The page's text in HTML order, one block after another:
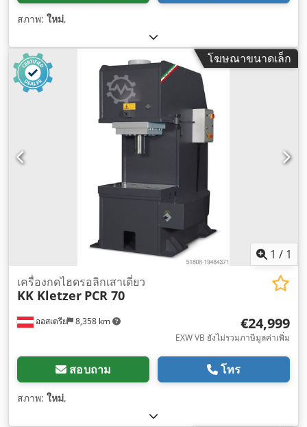
สภาพ: ใหม่,
โฆษณาขนาดเล็ก
1 / 1
ออสเตรีย 8,358 km
เครื่องกดไฮดรอลิกเสาเดี่ยว
KK Kletzer PCR 70
€24,999
EXW VB ยังไม่รวมภาษีมูลค่าเพิ่ม
สอบถาม โทร
สภาพ: ใหม่,